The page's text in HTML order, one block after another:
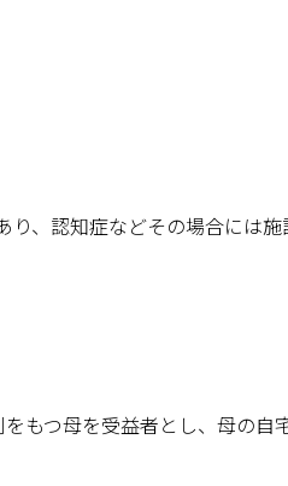
、認知症などその場合には施
もつ母を受益者とし、母の自